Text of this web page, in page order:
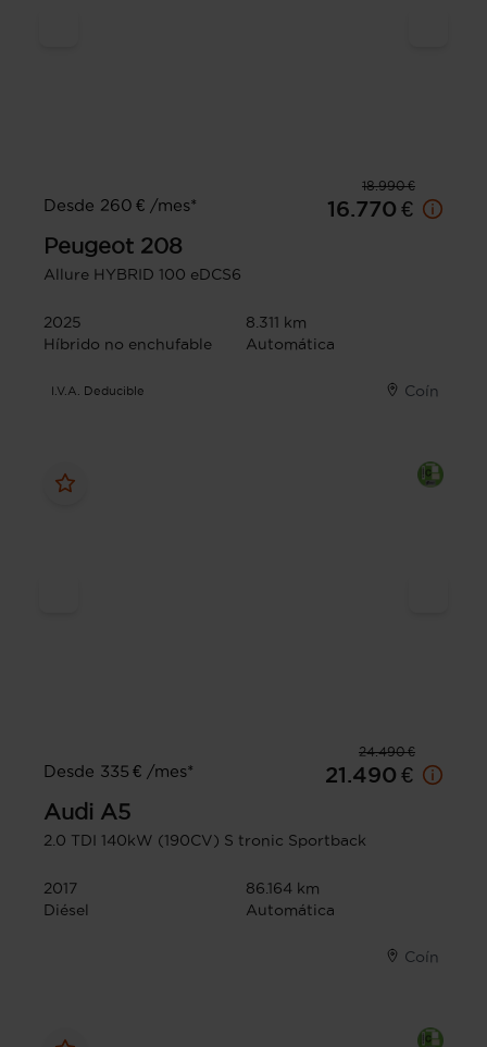
18.990 €
Desde 260 € /mes*
16.770 €
Peugeot 208
Allure HYBRID 100 eDCS6
2025
8.311 km
Híbrido no enchufable
Automática
I.V.A. Deducible Coín
24.490 €
Desde 335 € /mes*
21.490 €
Audi A5
2.0 TDI 140kW (190CV) S tronic Sportback
2017
86.164 km
Diésel
Automática
Coín